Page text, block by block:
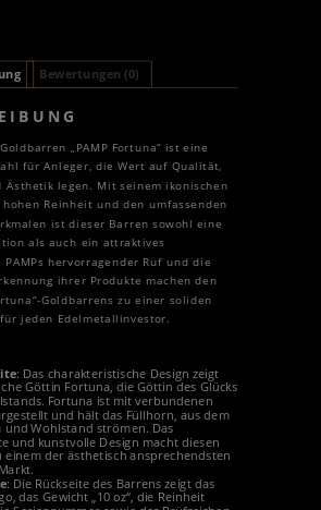
Bewertungen (0)
„PAMP Fortuna“ ist eine
für Anleger, die Wert auf Qualität,
Ästhetik legen. Mit seinem ikonischen
hohen Reinheit und den umfassenden
ist dieser Barren sowohl eine
als auch ein attraktives
PAMPs hervorragender Ruf und die
ihrer Produkte machen den
Goldbarrens zu einer soliden
jeden Edelmetallinvestor.
: Das charakteristische Design zeigt
Göttin Fortuna, die Göttin des Glücks
Fortuna ist mit verbundenen
und hält das Füllhorn, aus dem
und Wohlstand strömen. Das
und kunstvolle Design macht diesen
einem der ästhetisch ansprechendsten
: Die Rückseite des Barrens zeigt das
das Gewicht „10 oz“, die Reinheit